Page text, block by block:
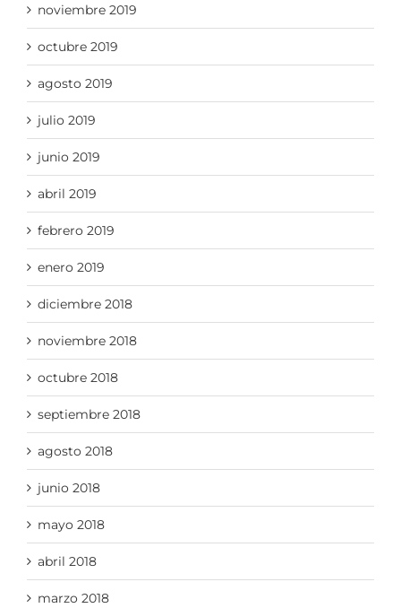
noviembre 2019
octubre 2019
agosto 2019
julio 2019
junio 2019
abril 2019
febrero 2019
enero 2019
diciembre 2018
noviembre 2018
octubre 2018
septiembre 2018
agosto 2018
junio 2018
mayo 2018
abril 2018
marzo 2018